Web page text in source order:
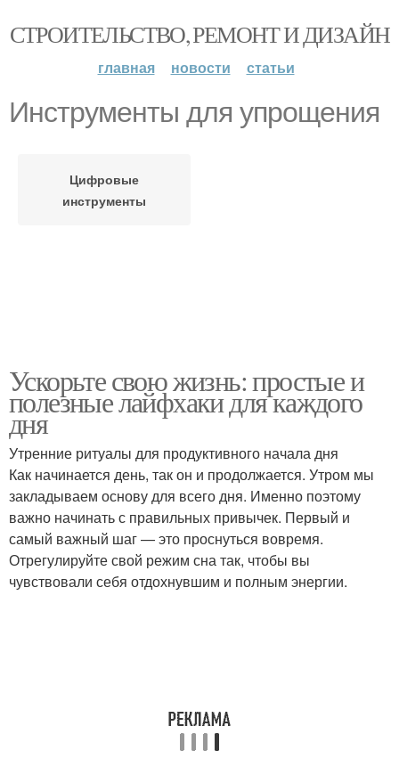
СТРОИТЕЛЬСТВО, РЕМОНТ И ДИЗАЙН
главная новости статьи
Инструменты для упрощения
Цифровые
инструменты
Ускорьте свою жизнь: простые и
полезные лайфхаки для каждого
дня
Утренние ритуалы для продуктивного начала дня
Как начинается день, так он и продолжается. Утром мы
закладываем основу для всего дня. Именно поэтому
важно начинать с правильных привычек. Первый и
самый важный шаг — это проснуться вовремя.
Отрегулируйте свой режим сна так, чтобы вы
чувствовали себя отдохнувшим и полным энергии.